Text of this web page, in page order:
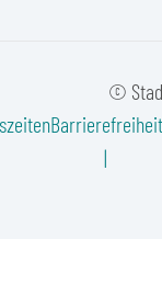
©
Barrierefreiheit